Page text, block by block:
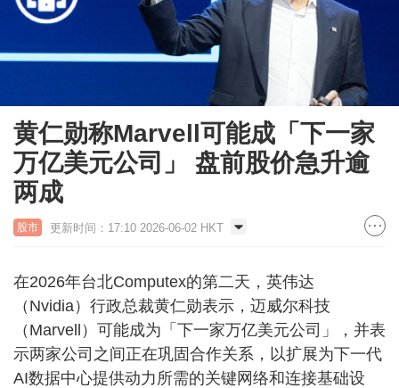
黄仁勋称Marvell可能成「下一家
万亿美元公司」 盘前股价急升逾
两成
股市 更新时间：17:10 2026-06-02 HKT
在2026年台北Computex的第二天，英伟达
（Nvidia）行政总裁黄仁勋表示，迈威尔科技
（Marvell）可能成为「下一家万亿美元公司」，并表
示两家公司之间正在巩固合作关系，以扩展为下一代
AI数据中心提供动力所需的关键网络和连接基础设